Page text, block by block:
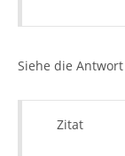
Siehe die
Zitat